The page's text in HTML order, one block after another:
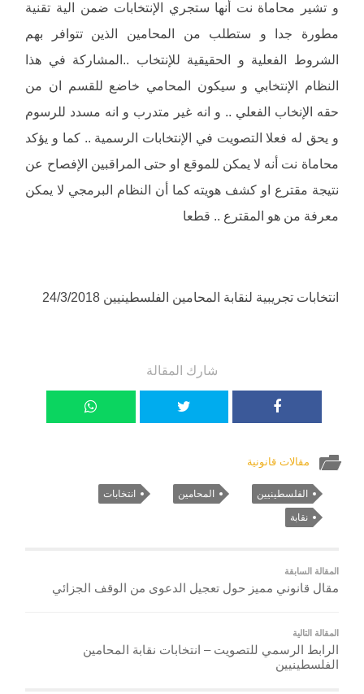
و تشير محاماة نت أنها ستجري الإنتخابات ضمن الية تقنية
مطورة جدا و ستطلب من المحامين الذين تتوافر بهم
الشروط الفعلية و الحقيقية للإنتخاب ..المشاركة في هذا
النظام الإنتخابي و سيكون المحامي خاضع للقسم ان من
حقه الإنخاب الفعلي .. و انه غير متدرب و انه مسدد للرسوم
و يحق له فعلا التصويت في الإنتخابات الرسمية .. كما و يؤكد
محاماة نت أنه لا يمكن للموقع او حتى المراقبين الإفصاح عن
نتيجة مقترع او كشف هويته كما أن النظام البرمجي لا يمكن
معرفة من هو المقترع .. قطعا
انتخابات تجريبية لنقابة المحامين الفلسطينيين 24/3/2018
شارك المقالة
مقالات قانونية
الفلسطينيين المحامين انتخابات
نقابة
المقالة السابقة
مقال قانوني مميز حول تعجيل الدعوى من الوقف الجزائي
المقالة التالية
الرابط الرسمي للتصويت – انتخابات نقابة المحامين
الفلسطينيين